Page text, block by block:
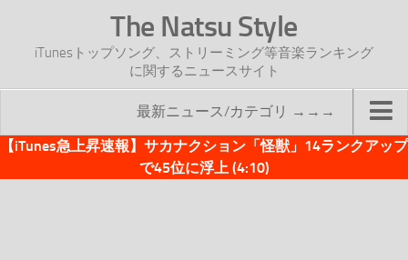
The Natsu Style
iTunesトップソング、ストリーミング等音楽ランキング
に関するニュースサイト
最新ニュース/カテゴリ →→→
TOP
【iTunes急上昇速報】サカナクション「怪獣」14ランクアップ
で45位に浮上 (4:10)